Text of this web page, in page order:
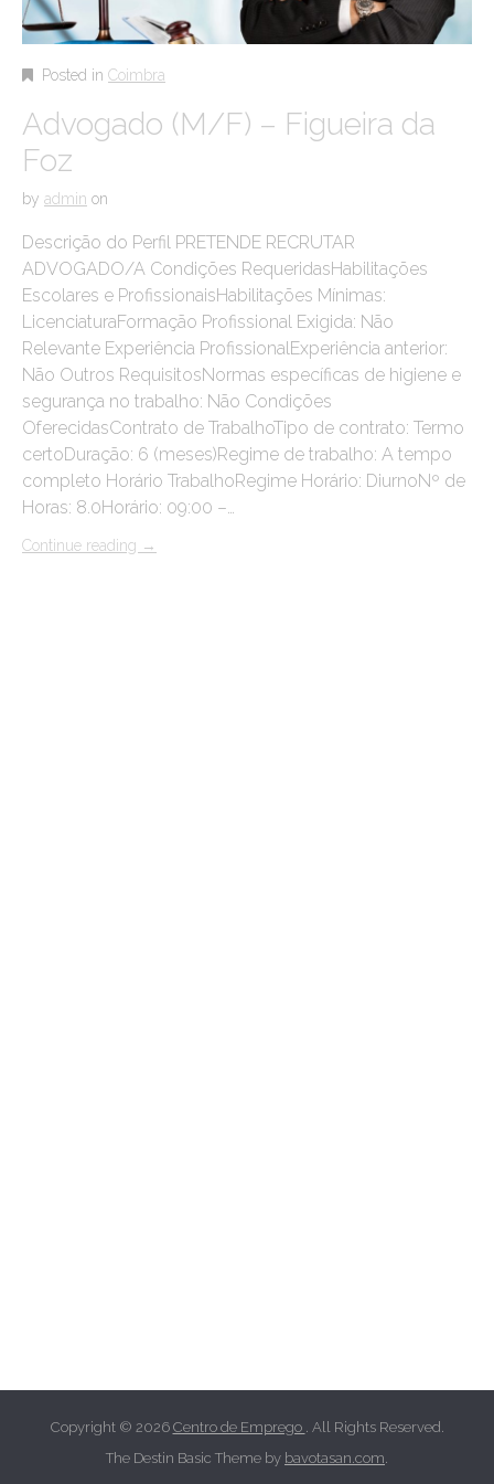
Posted in Coimbra
Advogado (M/F) – Figueira da
Foz
by admin on
Descrição do Perfil PRETENDE RECRUTAR
ADVOGADO/A Condições RequeridasHabilitações
Escolares e ProfissionaisHabilitações Mínimas:
LicenciaturaFormação Profissional Exigida: Não
Relevante Experiência ProfissionalExperiência anterior:
Não Outros RequisitosNormas específicas de higiene e
segurança no trabalho: Não Condições
OferecidasContrato de TrabalhoTipo de contrato: Termo
certoDuração: 6 (meses)Regime de trabalho: A tempo
completo Horário TrabalhoRegime Horário: DiurnoNº de
Horas: 8.0Horário: 09:00 –…
Continue reading →
Copyright © 2026 Centro de Emprego . All Rights Reserved.
The Destin Basic Theme by bavotasan.com.